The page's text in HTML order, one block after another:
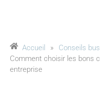
Accueil » Conseils
Comment choisir les bons
entreprise